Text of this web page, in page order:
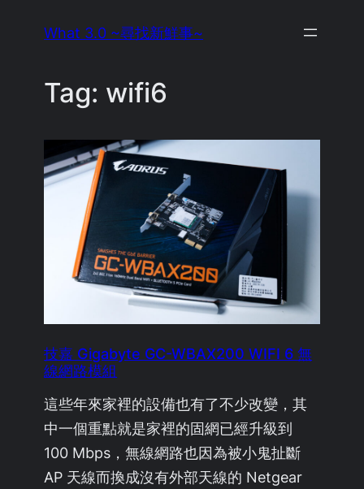
What 3.0 ~尋找新鮮事~
Tag: wifi6
技嘉 Gigabyte GC-WBAX200 WIFI 6 無
線網路模組
這些年來家裡的設備也有了不少改變，其
中一個重點就是家裡的固網已經升級到
100 Mbps，無線網路也因為被小鬼扯斷
AP 天線而換成沒有外部天線的 Netgear